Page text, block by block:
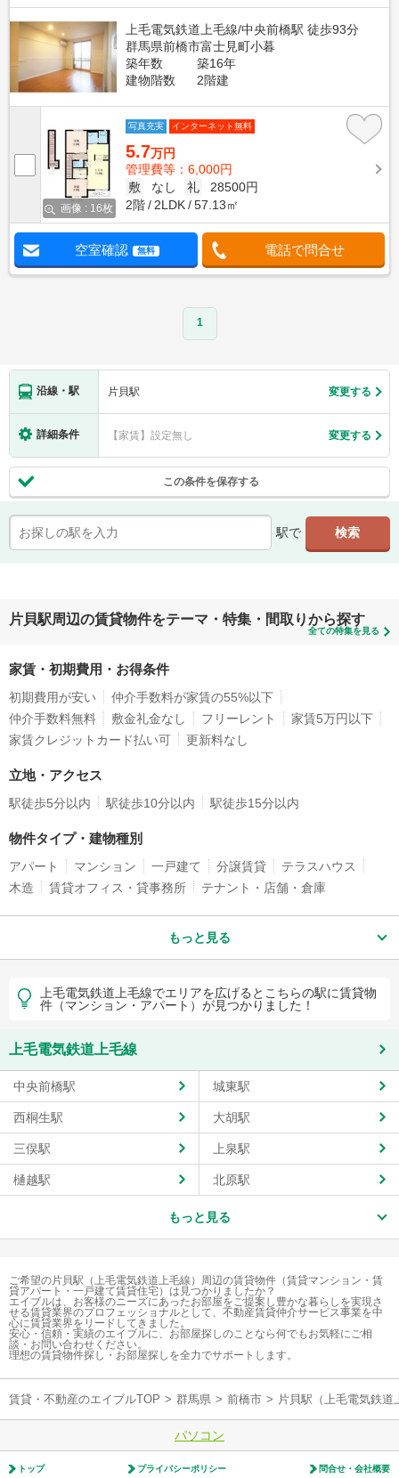
上毛電気鉄道上毛線/中央前橋駅 徒歩93分
群馬県前橋市富士見町小暮
築年数
築16年
建物階数
2階建
画像 : 16枚
写真充実 インターネット無料
5.7万円
管理費等：6,000円
敷
なし 礼
28500円
2階
2LDK 57.13㎡
空室確認 無料 電話で問合せ
1
沿線・駅 片貝駅 変更する
詳細条件 【家賃】設定無し 変更する
この条件を保存する
駅で
片貝駅周辺の賃貸物件をテーマ・特集・間取りから探す
全ての特集を見る
家賃・初期費用・お得条件
初期費用が安い
仲介手数料が家賃の55%以下
仲介手数料無料
敷金礼金なし フリーレント
家賃5万円以下
家賃クレジットカード払い可
更新料なし
立地・アクセス
駅徒歩5分以内 駅徒歩10分以内 駅徒歩15分以内
物件タイプ・建物種別
アパート マンション 一戸建て 分譲賃貸
テラスハウス
木造
賃貸オフィス・貸事務所 テナント・店舗・倉庫
もっと見る
上毛電気鉄道上毛線でエリアを広げるとこちらの駅に賃貸物
件（マンション・アパート）が見つかりました！
上毛電気鉄道上毛線
中央前橋駅 城東駅
西桐生駅 大胡駅
三俣駅 上泉駅
樋越駅 北原駅
もっと見る
ご希望の片貝駅（上毛電気鉄道上毛線）周辺の賃貸物件（賃貸マンション・賃
貸アパート・一戸建て賃貸住宅）は見つかりましたか？
エイブルは、お客様のニーズにあったお部屋をご提案し豊かな暮らしを実現さ
せる賃貸業界のプロフェッショナルとして、不動産賃貸仲介サービス事業を中
心に賃貸業界をリードしてきました。
安心・信頼・実績のエイブルに、お部屋探しのことなら何でもお気軽にご相
談・お問い合わせください。
理想の賃貸物件探し・お部屋探しを全力でサポートします。
賃貸・不動産のエイブルTOP > 群馬県 > 前橋市 > 片貝駅（上毛電気鉄
パソコン
トップ プライバシーポリシー 問合せ・会社概要